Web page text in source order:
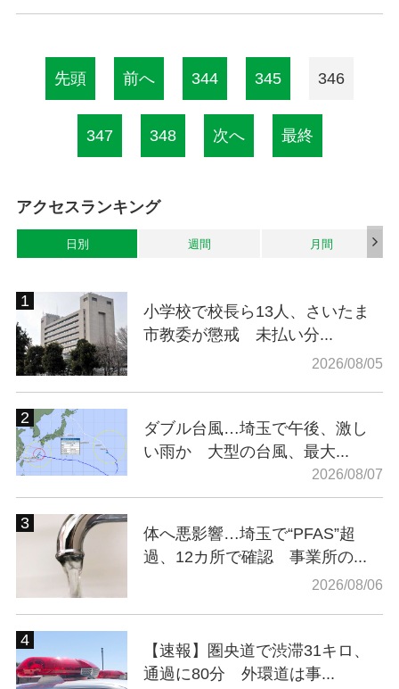
先頭 前へ 344 345 346
347 348 次へ 最終
アクセスランキング
日別 週間 月間
小学校で校長ら13人、さいたま
市教委が懲戒 未払い分...
2026/08/05
ダブル台風…埼玉で午後、激し
い雨か 大型の台風、最大...
2026/08/07
体へ悪影響…埼玉で“PFAS”超
過、12カ所で確認 事業所の...
2026/08/06
【速報】圏央道で渋滞31キロ、
通過に80分 外環道は事...